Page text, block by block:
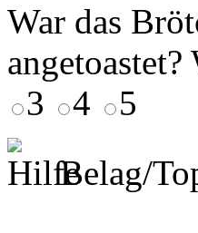
War das
3
4
5
Belag/